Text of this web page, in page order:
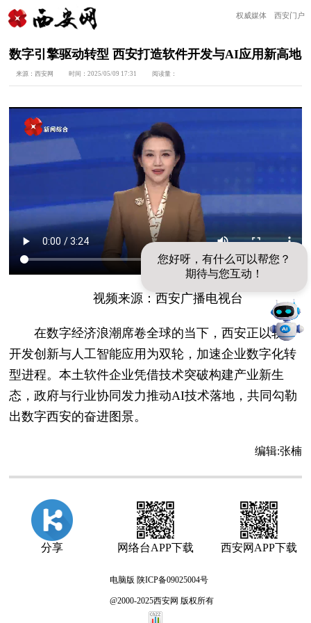
权威媒体 西安门户
数字引擎驱动转型 西安打造软件开发与AI应用新高地
来源：西安网 时间：2025/05/09 17:31 阅读量：
视频来源：西安广播电视台
在数字经济浪潮席卷全球的当下，西安正以软件
开发创新与人工智能应用为双轮，加速企业数字化转
型进程。本土软件企业凭借技术突破构建产业新生
态，政府与行业协同发力推动AI技术落地，共同勾勒
出数字西安的奋进图景。
编辑:张楠
分享 网络台APP下载 西安网APP下载
电脑版 陕ICP备09025004号
@2000-2025西安网 版权所有
您好呀，有什么可以帮您？
期待与您互动！